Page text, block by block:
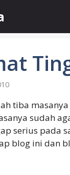
tiba
sudah
serius pada
blog ini dan